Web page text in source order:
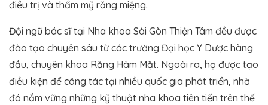
điều trị và thẩm mỹ răng miệng.
Đội ngũ bác sĩ tại Nha khoa Sài Gòn Thiện Tâm đều được
đào tạo chuyên sâu từ các trường Đại học Y Dược hàng
đầu, chuyên khoa Răng Hàm Mặt. Ngoài ra, họ được tạo
điều kiện để công tác tại nhiều quốc gia phát triển, nhờ
đó nắm vững những kỹ thuật nha khoa tiên tiến trên thế